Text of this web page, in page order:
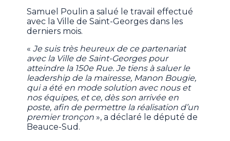
Samuel Poulin a salué le travail effectué
avec la Ville de Saint-Georges dans les
derniers mois.
«Je suis très heureux de ce partenariat
avec la Ville de Saint-Georges pour
atteindre la 150e Rue. Je tiens à saluer le
leadership de la mairesse, Manon Bougie,
qui a été en mode solution avec nous et
nos équipes, et ce, dès son arrivée en
poste, afin de permettre la réalisation d’un
premier tronçon », a déclaré le député de
Beauce-Sud.